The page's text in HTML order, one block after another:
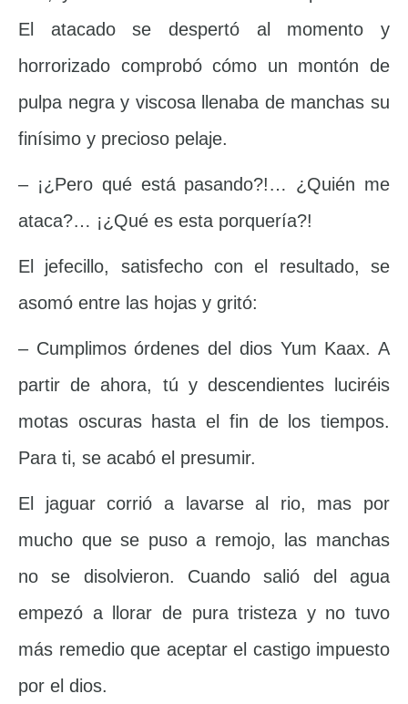
El atacado se despertó al momento y
horrorizado comprobó cómo un montón de
pulpa negra y viscosa llenaba de manchas su
finísimo y precioso pelaje.
– ¡¿Pero qué está pasando?!… ¿Quién me
ataca?… ¡¿Qué es esta porquería?!
El jefecillo, satisfecho con el resultado, se
asomó entre las hojas y gritó:
– Cumplimos órdenes del dios Yum Kaax. A
partir de ahora, tú y descendientes luciréis
motas oscuras hasta el fin de los tiempos.
Para ti, se acabó el presumir.
El jaguar corrió a lavarse al rio, mas por
mucho que se puso a remojo, las manchas
no se disolvieron. Cuando salió del agua
empezó a llorar de pura tristeza y no tuvo
más remedio que aceptar el castigo impuesto
por el dios.